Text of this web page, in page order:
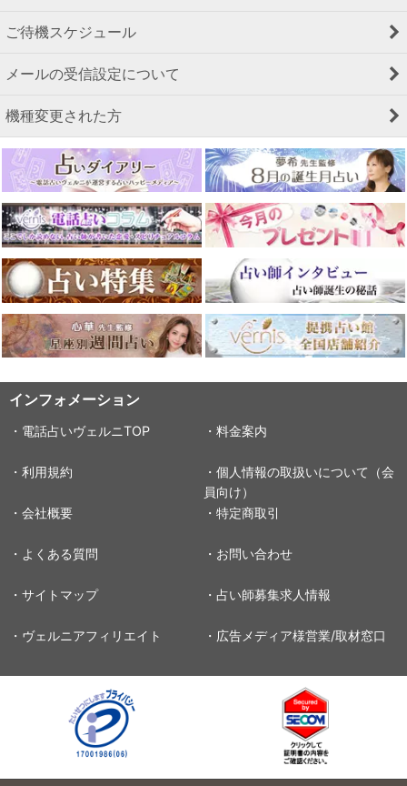
ご待機スケジュール
メールの受信設定について
機種変更された方
インフォメーション
・電話占いヴェルニTOP ・料金案内
・利用規約
・個人情報の取扱いについて（会
員向け）
・会社概要
・特定商取引
・よくある質問 ・お問い合わせ
・サイトマップ ・占い師募集求人情報
・ヴェルニアフィリエイト ・広告メディア様営業/取材窓口